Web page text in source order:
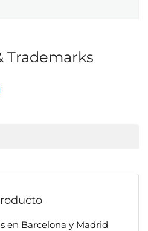
Trademarks
en Barcelona y Madrid